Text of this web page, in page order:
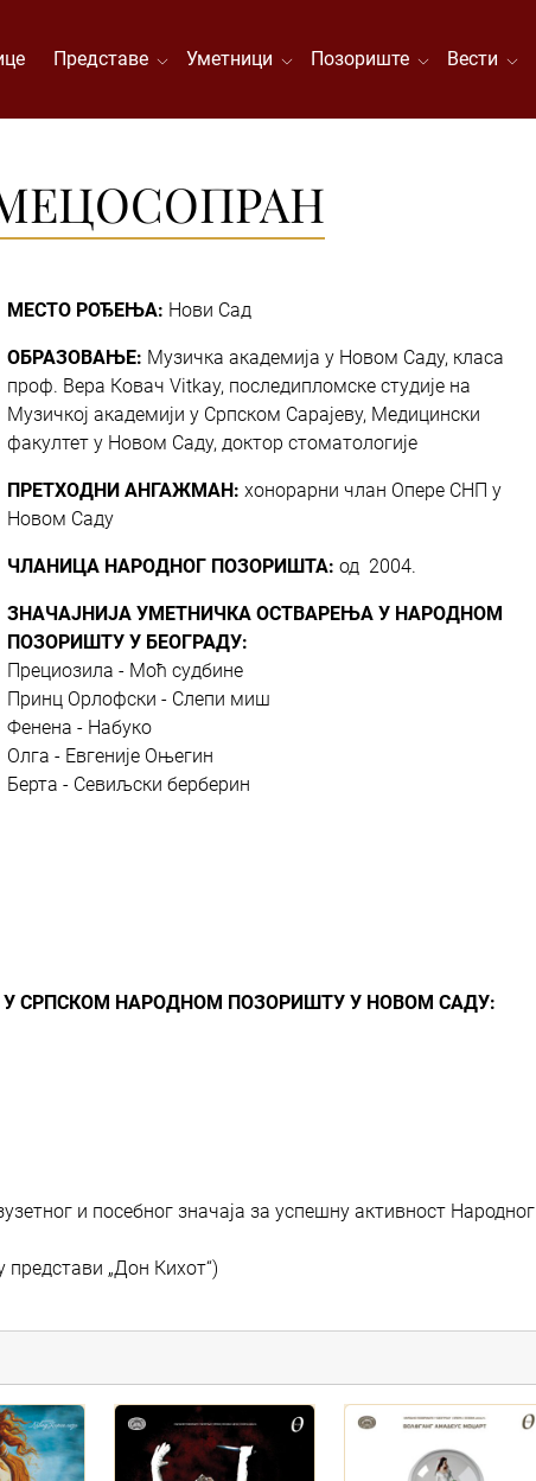
Представе Уметници Позориште Вести
МЕЦОСОПРАН
МЕСТО РОЂЕЊА: Нови Сад
ОБРАЗОВАЊЕ: Музичка академија у Новом Саду, класа
проф. Вера Ковач Vitkay, последипломске студије на
Музичкој академији у Српском Сарајеву, Медицински
факултет у Новом Саду, доктор стоматологије
ПРЕТХОДНИ АНГАЖМАН: хонорарни члан Опере СНП у
Новом Саду
ЧЛАНИЦА НАРОДНОГ ПОЗОРИШТА: од 2004.
ЗНАЧАЈНИЈА УМЕТНИЧКА ОСТВАРЕЊА У НАРОДНОМ
ПОЗОРИШТУ У БЕОГРАДУ:
Прециозила - Моћ судбине
Принц Орлофски - Слепи миш
Фенена - Набуко
Олга - Евгеније Оњегин
Берта - Севиљски берберин
СРПСКОМ НАРОДНОМ ПОЗОРИШТУ У НОВОМ САДУ:
и посебног значаја за успешну активност Народног
представи „Дон Кихот“)